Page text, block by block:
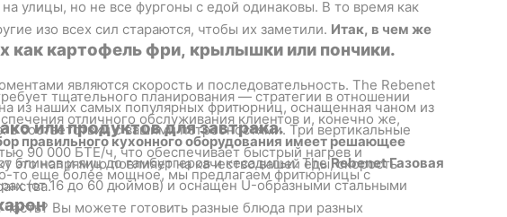
улицы, но не все фургоны с едой одинаковы. В то время как
изо всех сил стараются, чтобы их заметили. Итак, в чем же
тщательного планирования — стратегии в отношении
отличного обслуживания клиентов и, конечно же,
правильного кухонного оборудования имеет решающее
это напрямую повлияет на качество вашей еды, скорость
картофель фри, крылышки или пончики.
являются скорость и последовательность. The Rebenet
из наших самых популярных фритюрниц, оснащенная чаном из
соответствии с вашими потребностями. Три вертикальные
90 000 БТЕ/ч, что обеспечивает быстрый нагрев и
то еще более мощное, мы предлагаем фритюрницы с
или продуктов для завтрака.
блинов и яиц до гамбургеров и кесадильи. TheRebenet Газовая
(от 16 до 60 дюймов) и оснащен U-образными стальными
Вы можете готовить разные блюда при разных